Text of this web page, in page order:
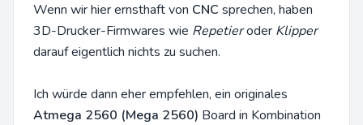
Wenn wir hier ernsthaft von CNC sprechen, haben
3D-Drucker-Firmwares wie Repetieroder Klipper
darauf eigentlich nichts zu suchen.
Ich würde dann eher empfehlen, ein originales
Atmega 2560 (Mega 2560) Board in Kombination